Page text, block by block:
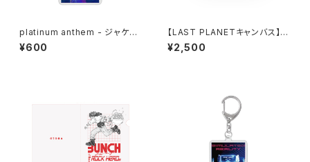
platinum anthem - ジャケッ
トキーホルダー ※商品説明欄の
内容を必ずご確認ください
¥600
【LAST PLANETキャンバス】e
ngine
¥2,500